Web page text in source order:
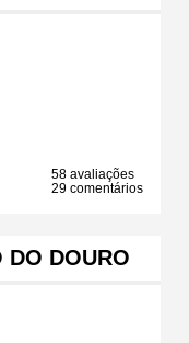
58 avaliações
29 comentários
DO DOURO